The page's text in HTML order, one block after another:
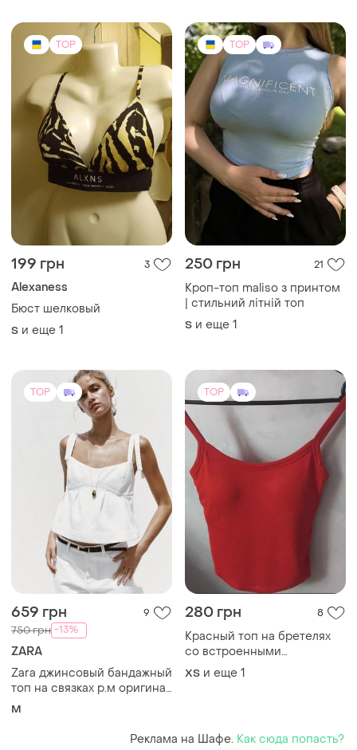
TOP
199 грн 3
Alexaness
Бюст шелковый
S и еще 1
TOP
250 грн 21
Кроп-топ maliso з принтом
| стильний літній топ
S и еще 1
TOP
659 грн 9
750 грн -13%
ZARA
Zara джинсовый бандажный
топ на связках р.м оригинал
марокко
M
TOP
280 грн 8
Красный топ на бретелях
со встроенными
чашечками❤️❤️
ХS и еще 1
Реклама на Шафе. Как сюда попасть?